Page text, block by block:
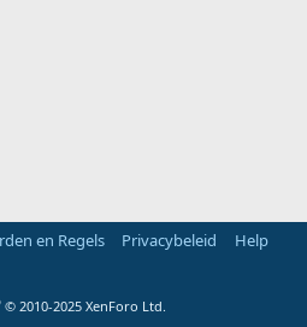
en Regels Privacybeleid
Help
© 2010-2025 XenForo Ltd.